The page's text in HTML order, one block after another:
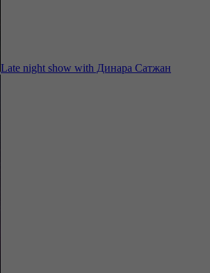
Late night show with Динара Сатжан